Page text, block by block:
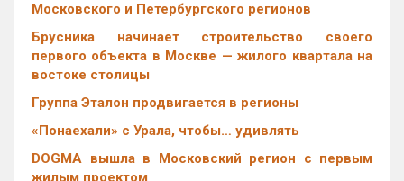
Московского и Петербургского регионов
Брусника начинает строительство своего
первого объекта в Москве — жилого квартала на
востоке столицы
Группа Эталон продвигается в регионы
«Понаехали» с Урала, чтобы… удивлять
DOGMA вышла в Московский регион с первым